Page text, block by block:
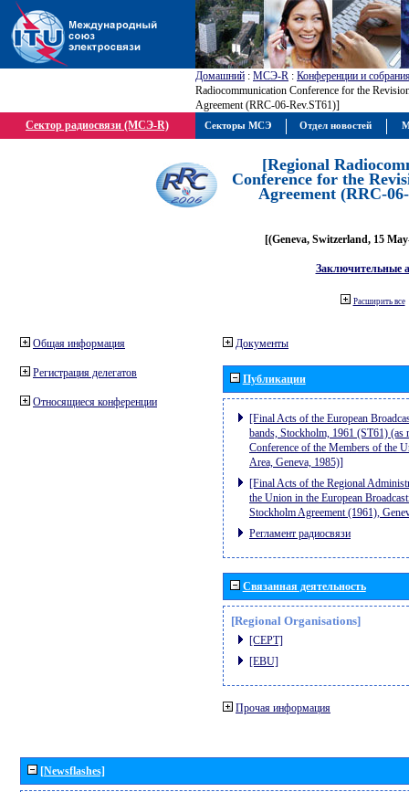
Домашний : МСЭ-R : Конференции и
Radiocommunication Conference for the
Agreement (RRC-06-Rev.ST61)]
Сектор радиосвязи (МСЭ-R)
[Regional
Conference for the
Agreement (RRC-
[(Geneva, Switzerland, 15
Заключительные
Расширить все
Общая информация
Регистрация делегатов
Относящиеся конференции
Документы
Публикации
[Final Acts of the European
bands, Stockholm, 1961 (ST61)
Conference of the Members of the
Area, Geneva, 1985)]
[Final Acts of the Regional
the Union in the European
Stockholm Agreement (1961),
Регламент радиосвязи
Связанная деятельность
[Regional Organisations]
[CEPT]
[EBU]
Прочая информация
[Newsflashes]
Секторы МСЭ Отдел новостей